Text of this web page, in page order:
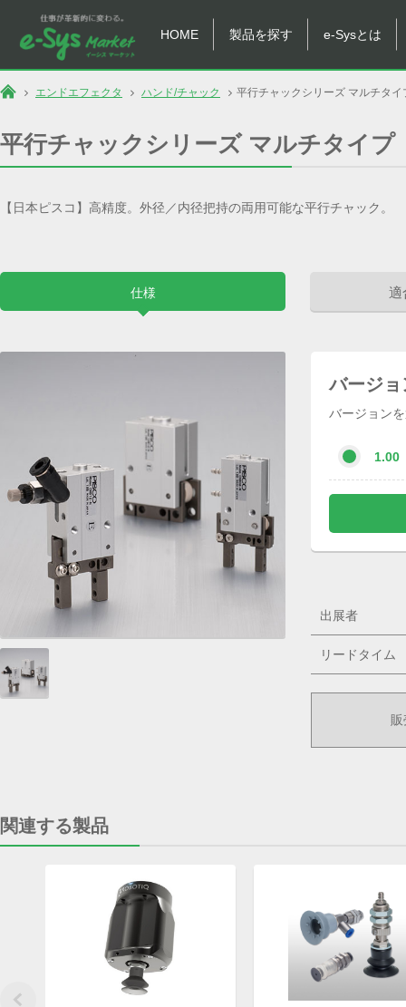
HOME 製品を探す e-Sysとは
エンドエフェクタ ハンド/チャック 平行チャックシリーズ マルチタイ
平行チャックシリーズ マルチタイプ
【日本ピスコ】高精度。外径／内径把持の両用可能な平行チャック。
仕様 適
バージョ
バージョン
1.00
出展者
リードタイム
関連する製品